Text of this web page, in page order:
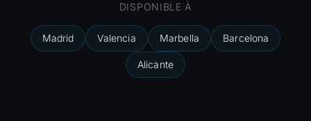
DISPONIBLE À
Madrid Valencia Marbella Barcelona
Alicante